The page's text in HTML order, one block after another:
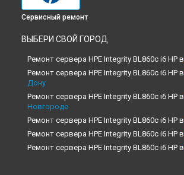
Сервисный ремонт
ВЫБЕРИ СВОЙ ГОРОД
Ремонт сервера HPE Integrity BL860c i6 HP в
Ремонт сервера HPE Integrity BL860c i6 HP в
Дону
Ремонт сервера HPE Integrity BL860c i6 HP в
Новгороде
Ремонт сервера HPE Integrity BL860c i6 HP в
Ремонт сервера HPE Integrity BL860c i6 HP в
Ремонт сервера HPE Integrity BL860c i6 HP в